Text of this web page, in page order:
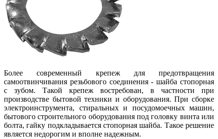
Более современный крепеж для предотвращения
самоотвинчивания резьбового соединения - шайба стопорная
с зубом. Такой крепеж востребован, в частности при
производстве бытовой техники и оборудования. При сборке
электроинструмента, стиральных и посудомоечных машин,
бытового строительного оборудования под головку винта или
болта, гайку подкладывается стопорная шайба. Такое решение
является недорогим и вполне надежным.